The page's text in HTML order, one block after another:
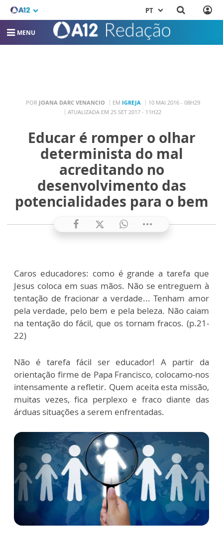
PT
MENU
POR JOANA DARC VENANCIO EM IGREJA
10 MAI 2016 - 08H29
ATUALIZADA EM 25 SET 2017 - 11H22
Educar é romper o olhar
determinista do mal
acreditando no
desenvolvimento das
potencialidades para o bem
Caros educadores: como é grande a tarefa que
Jesus coloca em suas mãos. Não se entreguem à
tentação de fracionar a verdade... Tenham amor
pela verdade, pelo bem e pela beleza. Não caiam
na tentação do fácil, que os tornam fracos. (p.21-
22)
Não é tarefa fácil ser educador! A partir da
orientação firme de Papa Francisco, colocamo-nos
intensamente a refletir. Quem aceita esta missão,
muitas vezes, fica perplexo e fraco diante das
árduas situações a serem enfrentadas.